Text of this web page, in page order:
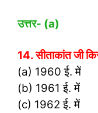
उत्तर- (a)
14. सीताकांत जी
(a) 1960 ई. में
(b) 1961 ई. में
(c) 1962 ई. में